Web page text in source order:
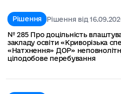
Рішення
Рішення від
№ 285 Про доцільність
закладу освіти «Криворізька
«Натхнення» ДОР»
цілодобове перебування